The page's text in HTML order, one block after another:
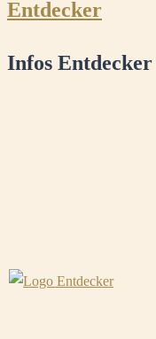
Entdecker
Infos Entdecker